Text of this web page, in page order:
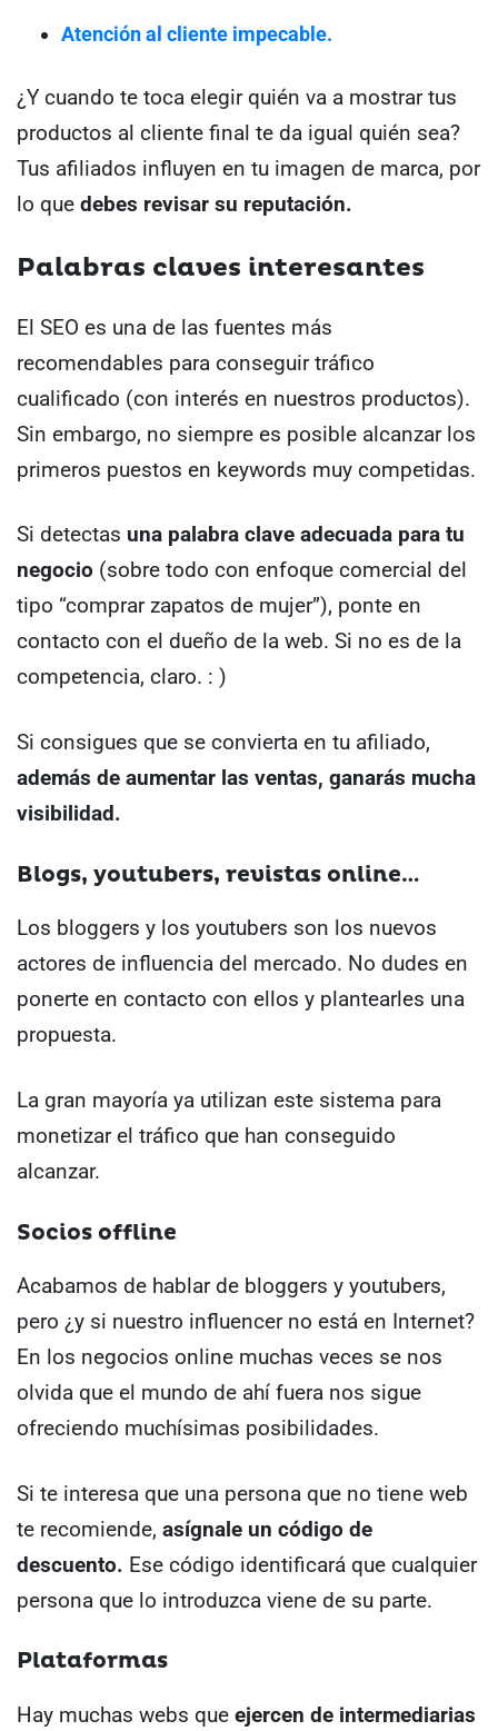
Atención al cliente impecable.
¿Y cuando te toca elegir quién va a mostrar tus
productos al cliente final te da igual quién sea?
Tus afiliados influyen en tu imagen de marca, por
lo que debes revisar su reputación.
Palabras claves interesantes
El SEO es una de las fuentes más
recomendables para conseguir tráfico
cualificado (con interés en nuestros productos).
Sin embargo, no siempre es posible alcanzar los
primeros puestos en keywords muy competidas.
Si detectas una palabra clave adecuada para tu
negocio (sobre todo con enfoque comercial del
tipo “comprar zapatos de mujer”), ponte en
contacto con el dueño de la web. Si no es de la
competencia, claro. : )
Si consigues que se convierta en tu afiliado,
además de aumentar las ventas, ganarás mucha
visibilidad.
Blogs, youtubers, revistas online…
Los bloggers y los youtubers son los nuevos
actores de influencia del mercado. No dudes en
ponerte en contacto con ellos y plantearles una
propuesta.
La gran mayoría ya utilizan este sistema para
monetizar el tráfico que han conseguido
alcanzar.
Socios offline
Acabamos de hablar de bloggers y youtubers,
pero ¿y si nuestro influencer no está en Internet?
En los negocios online muchas veces se nos
olvida que el mundo de ahí fuera nos sigue
ofreciendo muchísimas posibilidades.
Si te interesa que una persona que no tiene web
te recomiende, asígnale un código de
descuento. Ese código identificará que cualquier
persona que lo introduzca viene de su parte.
Plataformas
Hay muchas webs que ejercen de intermediarias